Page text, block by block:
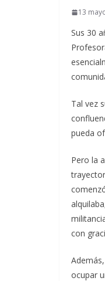
13
Sus 30
Tal vez
pueda
Pero la
con
ocupar